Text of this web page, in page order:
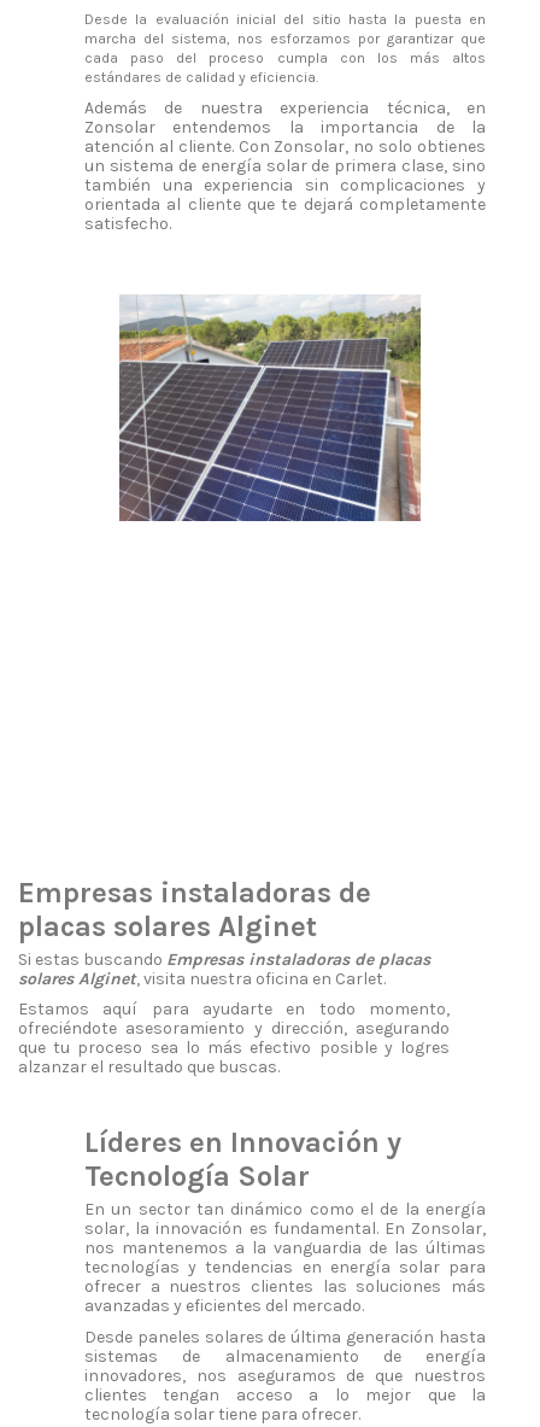
Desde la evaluación inicial del sitio hasta la puesta en
marcha del sistema, nos esforzamos por garantizar que
cada paso del proceso cumpla con los más altos
estándares de calidad y eficiencia.
Además de nuestra experiencia técnica, en
Zonsolar entendemos la importancia de la
atención al cliente. Con Zonsolar, no solo obtienes
un sistema de energía solar de primera clase, sino
también una experiencia sin complicaciones y
orientada al cliente que te dejará completamente
satisfecho.
Empresas instaladoras de
placas solares Alginet
Si estas buscando Empresas instaladoras de placas
solares Alginet, visita nuestra oficina en Carlet.
Estamos aquí para ayudarte en todo momento,
ofreciéndote asesoramiento y dirección, asegurando
que tu proceso sea lo más efectivo posible y logres
alzanzar el resultado que buscas.
Líderes en Innovación y
Tecnología Solar
En un sector tan dinámico como el de la energía
solar, la innovación es fundamental. En Zonsolar,
nos mantenemos a la vanguardia de las últimas
tecnologías y tendencias en energía solar para
ofrecer a nuestros clientes las soluciones más
avanzadas y eficientes del mercado.
Desde paneles solares de última generación hasta
sistemas de almacenamiento de energía
innovadores, nos aseguramos de que nuestros
clientes tengan acceso a lo mejor que la
tecnología solar tiene para ofrecer.